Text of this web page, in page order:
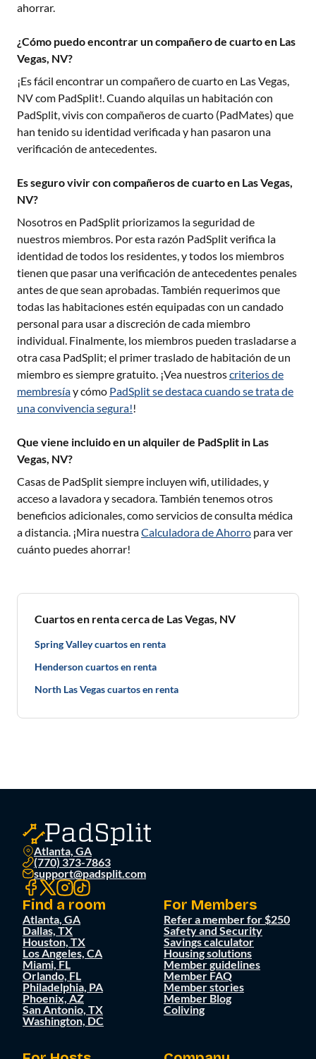
ahorrar.
¿Cómo puedo encontrar un compañero de cuarto en Las
Vegas, NV?
¡Es fácil encontrar un compañero de cuarto en Las Vegas,
NVcom PadSplit!. Cuando alquilas un habitación con
PadSplit, vivis con compañeros de cuarto (PadMates) que
han tenido su identidad verificada y han pasaron una
verificación de antecedentes.
Es seguro vivir con compañeros de cuarto en Las Vegas,
NV?
Nosotros en PadSplit priorizamos la seguridad de
nuestros miembros. Por esta razón PadSplit verifica la
identidad de todos los residentes, y todos los miembros
tienen que pasar una verificación de antecedentes penales
antes de que sean aprobadas. También requerimos que
todas las habitaciones estén equipadas con un candado
personal para usar a discreción de cada miembro
individual. Finalmente, los miembros pueden trasladarse a
otra casa PadSplit; el primer traslado de habitación de un
miembro es siempre gratuito. ¡Vea nuestroscriterios de
membresíay cómo PadSplit se destaca cuando se trata de
una convivencia segura!!
Que viene incluido en un alquiler de PadSplit in Las
Vegas, NV?
Casas de PadSplit siempre incluyen wifi, utilidades, y
acceso a lavadora y secadora. También tenemos otros
beneficios adicionales, como servicios de consulta médica
a distancia. ¡Mira nuestraCalculadora de Ahorro para ver
cuánto puedes ahorrar!
Cuartos en renta cerca de Las Vegas, NV
Spring Valley cuartos en renta
Henderson cuartos en renta
North Las Vegas cuartos en renta
Atlanta, GA
(770) 373-7863
support@padsplit.com
Find a room
Atlanta, GA
Dallas, TX
Houston, TX
Los Angeles, CA
Miami, FL
Orlando, FL
Philadelphia, PA
Phoenix, AZ
San Antonio, TX
Washington, DC
For Members
Refer a member for $250
Safety and Security
Savings calculator
Housing solutions
Member guidelines
Member FAQ
Member stories
Member Blog
Coliving